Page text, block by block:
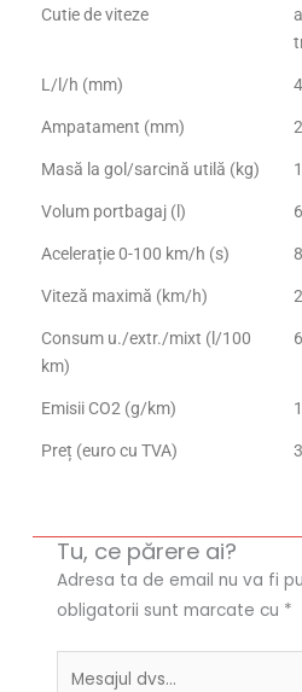
Cutie de viteze
L/l/h (mm)
Ampatament (mm)
Masă la gol/sarcină utilă (kg)
Volum portbagaj (l)
Acelerație 0-100 km/h (s)
Viteză maximă (km/h)
Consum u./extr./mixt (l/100
km)
Emisii CO2 (g/km)
Preț (euro cu TVA)
Tu, ce părere ai?
Adresa ta de email nu va fi
obligatorii sunt marcate cu *